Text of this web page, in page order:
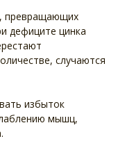
превращающих
дефиците цинка
случаются
избыток
мышц,